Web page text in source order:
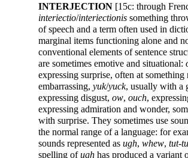
INTERJECTION [15c: through
interiectio/interiectionis something
of speech and a term often used in
marginal items functioning alone and
conventional elements of sentence
are sometimes emotive and situational:
expressing surprise, often at
embarrassing, yuk/yuck, usually with a
expressing disgust, ow, ouch,
expressing admiration and wonder,
with surprise. They sometimes use
the normal range of a language: for
sounds represented as ugh, whew, tut-
spelling ofugh has produced a variant